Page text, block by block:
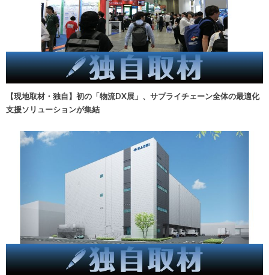
【現地取材・独自】初の「物流DX展」、サプライチェーン全体の最適化
支援ソリューションが集結